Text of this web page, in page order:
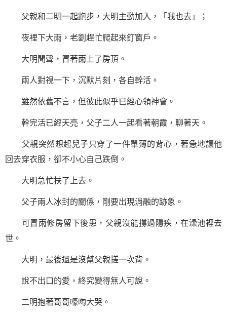
父親和二明一起跑步，大明主動加入，「我也去」；
夜裡下大雨，老劉趕忙爬起來釘窗戶。
大明聞聲，冒著雨上了房頂。
兩人對視一下，沉默片刻，各自幹活。
雖然依舊不言，但彼此似乎已經心領神會。
幹完活已經天亮，父子二人一起看著朝霞，聊著天。
父親突然想起兒子只穿了一件單薄的背心，著急地讓他
回去穿衣服，卻不小心自己跌倒。
大明急忙扶了上去。
父子兩人冰封的關係，剛要出現消融的跡象。
可冒雨修房留下後患，父親沒能撐過隱疾，在澡池裡去
世。
大明，最後還是沒幫父親搓一次背。
說不出口的愛，終究變得無人可說。
二明抱著哥哥嚎啕大哭。